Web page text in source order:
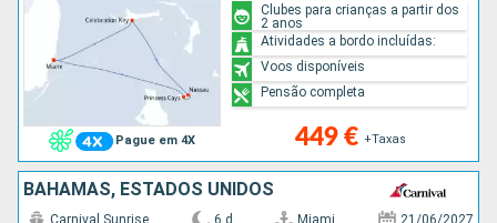
Pague em 4X 449 € +Taxas
Clubes para crianças a partir dos
2 anos
Atividades a bordo incluídas:
Voos disponíveis
Pensão completa
BAHAMAS, ESTADOS UNIDOS